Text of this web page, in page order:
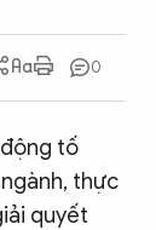
0
tố
thực
quyết